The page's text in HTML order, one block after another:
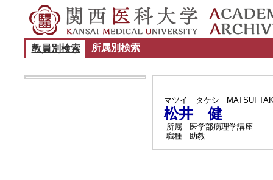
教員別検索 所属別検索
マツイ タケシ MATSUI
松井 健
所属
医学部病理学講座
職種
助教